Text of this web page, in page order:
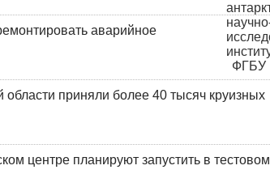
аварийное
приняли более 40 тысяч круизных
центре планируют запустить в тестовом